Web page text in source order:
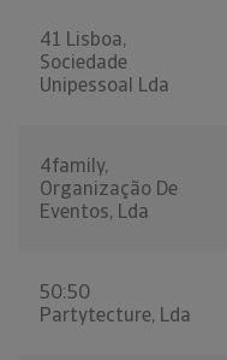
41 Lisboa,
Sociedade
Unipessoal Lda
4family,
Organização De
Eventos, Lda
50:50
Partytecture, Lda